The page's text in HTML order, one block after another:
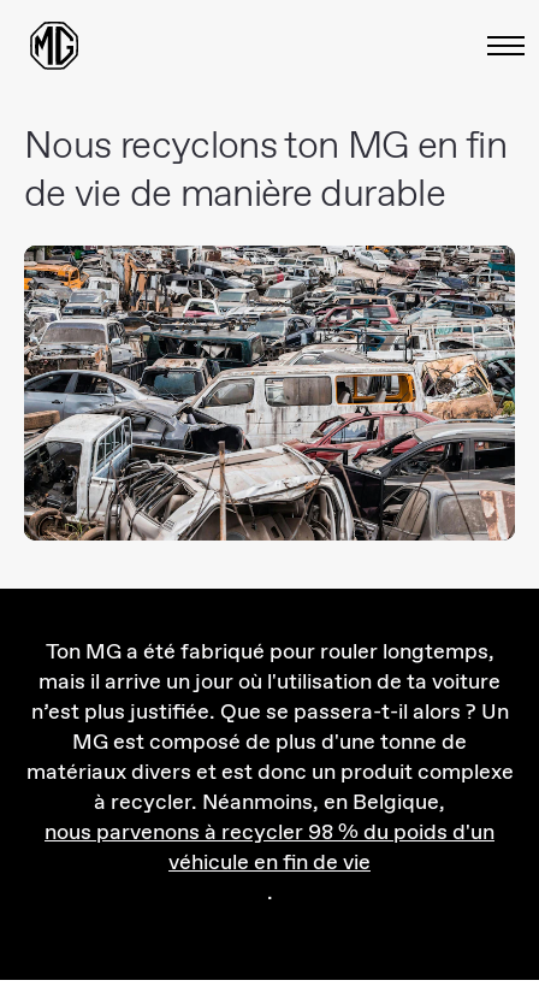
Nous recyclons ton MG en fin
de vie de manière durable
Ton MG a été fabriqué pour rouler longtemps,
mais il arrive un jour où l'utilisation de ta voiture
n’est plus justifiée. Que se passera-t-il alors ? Un
MG est composé de plus d'une tonne de
matériaux divers et est donc un produit complexe
à recycler. Néanmoins, en Belgique,
nous parvenons à recycler 98 % du poids d'un
véhicule en fin de vie
.